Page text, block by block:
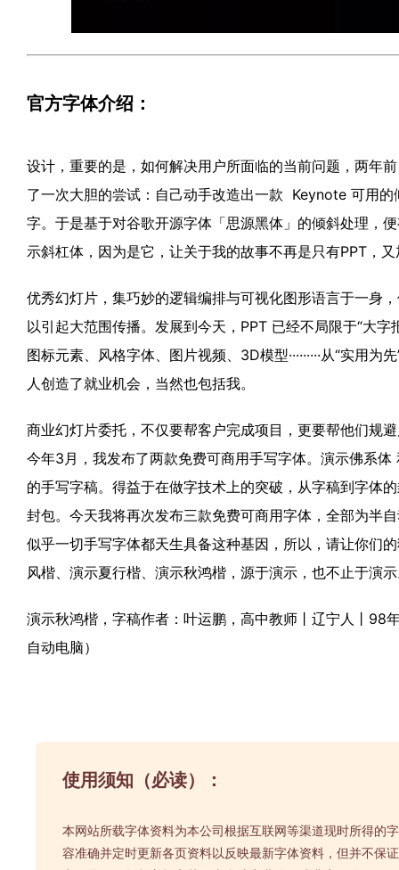
官方字体介绍：
设计，重要的是，如何解决用户所面临的当前问题，两年
了一次大胆的尝试：自己动手改造出一款 Keynote 可用
字。于是基于对谷歌开源字体「思源黑体」的倾斜处理，
示斜杠体，因为是它，让关于我的故事不再是只有PPT，
优秀幻灯片，集巧妙的逻辑编排与可视化图形语言于一身
以引起大范围传播。发展到今天，PPT 已经不局限于“大
图标元素、风格字体、图片视频、3D模型·········从“实用
人创造了就业机会，当然也包括我。
商业幻灯片委托，不仅要帮客户完成项目，更要帮他们规
今年3月，我发布了两款免费可商用手写字体。演示佛系
的手写字稿。得益于在做字技术上的突破，从字稿到字体
封包。今天我将再次发布三款免费可商用字体，全部为半
似乎一切手写字体都天生具备这种基因，所以，请让你们
风楷、演示夏行楷、演示秋鸿楷，源于演示，也不止于演
演示秋鸿楷，字稿作者：叶运鹏，高中教师丨辽宁人丨98
自动电脑）
使用须知（必读）：
本网站所载字体资料为本公司根据互联网等渠道现时所得的
容准确并定时更新各页资料以反映最新字体资料，但并不保